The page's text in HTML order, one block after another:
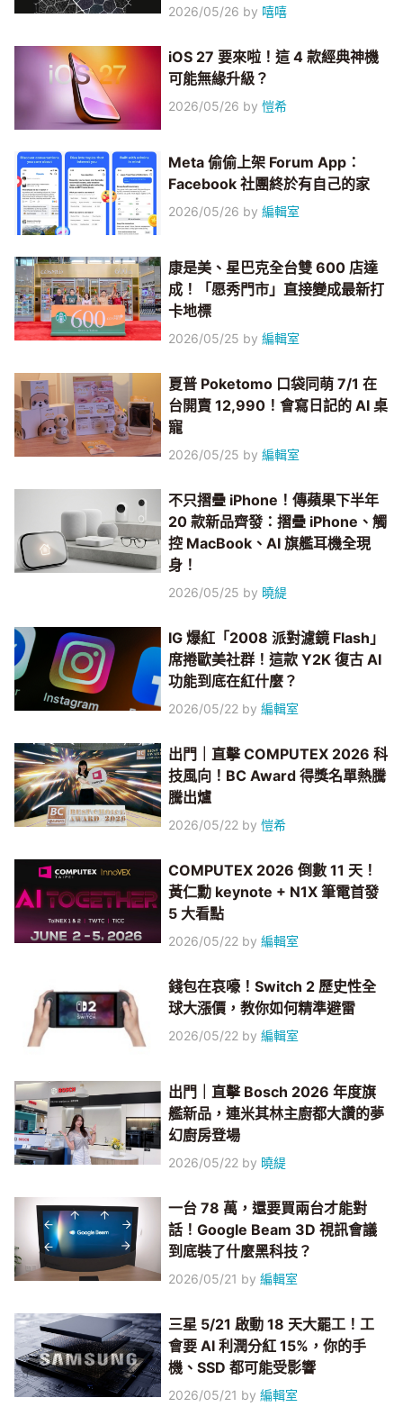
2026/05/26 by 嘻嘻
iOS 27 要來啦！這 4 款經典神機
可能無緣升級？
2026/05/26 by愷希
Meta 偷偷上架 Forum App：
Facebook 社團終於有自己的家
2026/05/26 by編輯室
康是美、星巴克全台雙 600 店達
成！「愿秀門市」直接變成最新打
卡地標
2026/05/25 by編輯室
夏普 Poketomo 口袋同萌 7/1 在
台開賣 12,990！會寫日記的 AI 桌
寵
2026/05/25 by編輯室
不只摺疊 iPhone！傳蘋果下半年
20 款新品齊發：摺疊 iPhone、觸
控 MacBook、AI 旗艦耳機全現
身！
2026/05/25 by 曉緹
IG 爆紅「2008 派對濾鏡 Flash」
席捲歐美社群！這款 Y2K 復古 AI
功能到底在紅什麼？
2026/05/22 by編輯室
出門｜直擊 COMPUTEX 2026 科
技風向！BC Award 得獎名單熱騰
騰出爐
2026/05/22 by愷希
COMPUTEX 2026 倒數 11 天！
黃仁勳 keynote + N1X 筆電首發
5 大看點
2026/05/22 by編輯室
錢包在哀嚎！Switch 2 歷史性全
球大漲價，教你如何精準避雷
2026/05/22 by編輯室
出門｜直擊 Bosch 2026 年度旗
艦新品，連米其林主廚都大讚的夢
幻廚房登場
2026/05/22 by 曉緹
一台 78 萬，還要買兩台才能對
話！Google Beam 3D 視訊會議
到底裝了什麼黑科技？
2026/05/21 by編輯室
三星 5/21 啟動 18 天大罷工！工
會要 AI 利潤分紅 15%，你的手
機、SSD 都可能受影響
2026/05/21 by編輯室